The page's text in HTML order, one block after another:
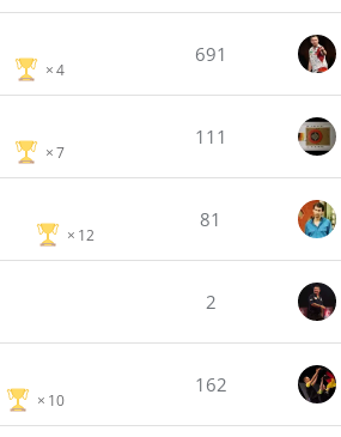
4
691
7
111
12
81
2
10
162